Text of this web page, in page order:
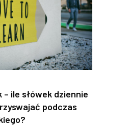
– ile słówek dziennie
podczas